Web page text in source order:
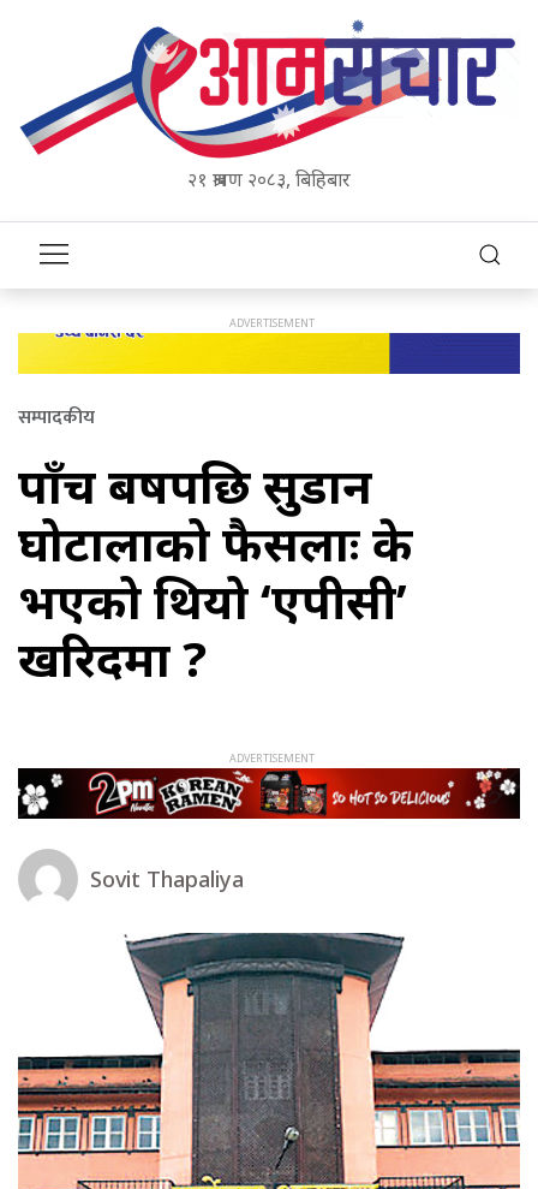
२१ श्रावण २०८३, बिहिबार
सम्पादकीय
पाँच बर्षपछि सुडान
घोटालाको फैसलाः के
भएको थियो ‘एपीसी’
खरिदमा ?
Sovit Thapaliya